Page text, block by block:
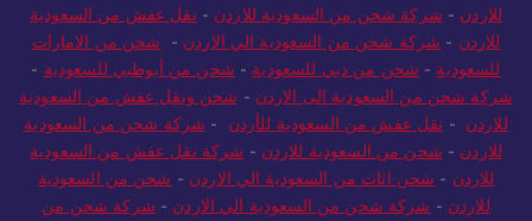
للاردن - شركة شحن من السعودية للاردن - نقل عفش من السعودية
للاردن - شركة شحن من السعودية الي الاردن - شحن من الامارات
للسعودية - شحن من دبي للسعودية - شحن من أبوظبي للسعودية -
شركة شحن من السعودية الى الاردن - شحن ونقل عفش من السعودية
للاردن - نقل عفش من السعودية للأردن - شركة شحن من السعودية
للاردن - شحن من السعودية للاردن - شركة نقل عفش من السعودية
للاردن - شحن اثاث من السعودية الي الاردن - شحن من السعودية
للاردن - شركة شحن من السعودية الي الاردن - شركة شحن من